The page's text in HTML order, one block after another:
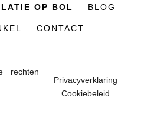
OP BOL BLOG
CONTACT
rechten
Privacyverklaring
Cookiebeleid